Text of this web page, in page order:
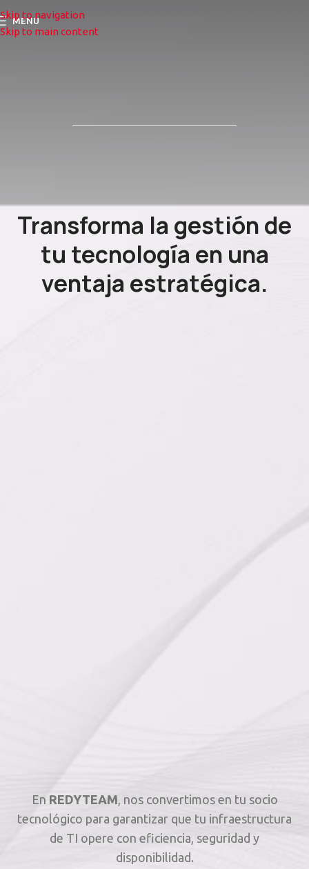
Skip to navigation
Skip to main content
MENU
Transforma la gestión de
tu tecnología en una
ventaja estratégica.
En REDYTEAM, nos convertimos en tu socio
tecnológico para garantizar que tu infraestructura
de TI opere con eficiencia, seguridad y
disponibilidad.